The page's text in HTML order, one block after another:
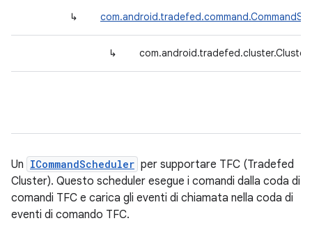
↳
↳
Un ICommandScheduler per supportare TFC (Tradefed
Cluster). Questo scheduler esegue i comandi dalla coda di
comandi TFC e carica gli eventi di chiamata nella coda di
eventi di comando TFC.